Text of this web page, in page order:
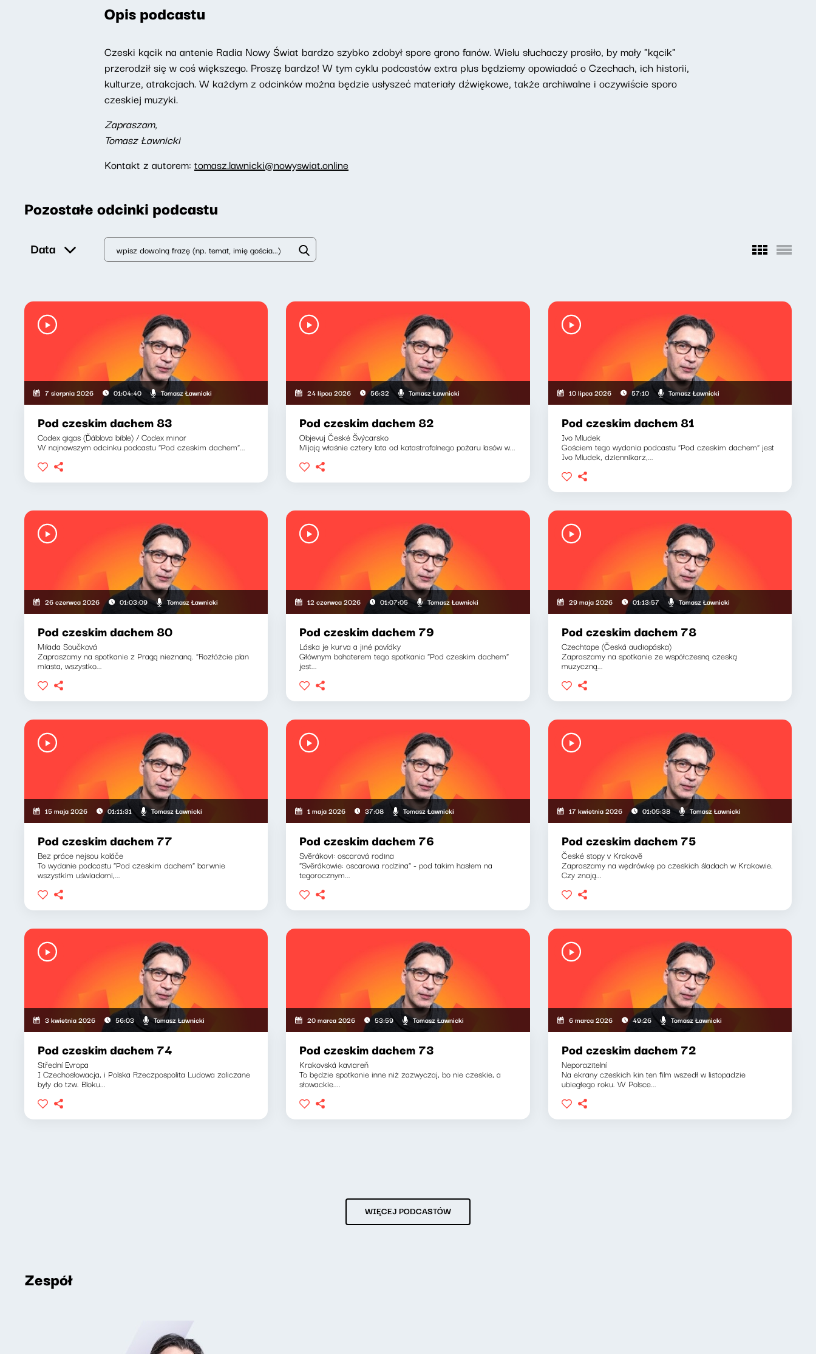
Opis podcastu
Czeski kącik na antenie Radia Nowy Świat bardzo szybko zdobył spore grono fanów. Wielu słuchaczy prosiło, by mały "kącik"
przerodził się w coś większego. Proszę bardzo! W tym cyklu podcastów extra plus będziemy opowiadać o Czechach, ich historii,
kulturze, atrakcjach. W każdym z odcinków można będzie usłyszeć materiały dźwiękowe, także archiwalne i oczywiście sporo
czeskiej muzyki.
Zapraszam,
Tomasz Ławnicki
Kontakt z autorem: tomasz.lawnicki@nowyswiat.online
Pozostałe odcinki podcastu
Data
7 sierpnia 2026 01:04:40 Tomasz Ławnicki
Pod czeskim dachem 83
Codex gigas (Ďáblova bible) / Codex minor
W najnowszym odcinku podcastu "Pod czeskim dachem"...
24 lipca 2026 56:32 Tomasz Ławnicki
Pod czeskim dachem 82
Objevuj České Švýcarsko
Mijają właśnie cztery lata od katastrofalnego pożaru lasów w...
10 lipca 2026 57:10 Tomasz Ławnicki
Pod czeskim dachem 81
Ivo Mludek
Gościem tego wydania podcastu "Pod czeskim dachem" jest
Ivo Mludek, dziennikarz,...
26 czerwca 2026 01:03:09 Tomasz Ławnicki
Pod czeskim dachem 80
Milada Součková
Zapraszamy na spotkanie z Pragą nieznaną. "Rozłóżcie plan
miasta, wszystko...
12 czerwca 2026 01:07:05 Tomasz Ławnicki
Pod czeskim dachem 79
Láska je kurva a jiné povídky
Głównym bohaterem tego spotkania "Pod czeskim dachem"
jest...
29 maja 2026 01:13:57 Tomasz Ławnicki
Pod czeskim dachem 78
Czechtape (Česká audiopáska)
Zapraszamy na spotkanie ze współczesną czeską
muzyczną...
15 maja 2026 01:11:31 Tomasz Ławnicki
Pod czeskim dachem 77
Bez práce nejsou koláče
To wydanie podcastu "Pod czeskim dachem" barwnie
wszystkim uświadomi,...
1 maja 2026 37:08 Tomasz Ławnicki
Pod czeskim dachem 76
Svěrákovi: oscarová rodina
"Svěrákowie: oscarowa rodzina" - pod takim hasłem na
tegorocznym...
17 kwietnia 2026 01:05:38 Tomasz Ławnicki
Pod czeskim dachem 75
České stopy v Krakově
Zapraszamy na wędrówkę po czeskich śladach w Krakowie.
Czy znają...
3 kwietnia 2026 56:03 Tomasz Ławnicki
Pod czeskim dachem 74
Střední Evropa
I Czechosłowacja, i Polska Rzeczpospolita Ludowa zaliczane
były do tzw. Bloku...
20 marca 2026 53:59 Tomasz Ławnicki
Pod czeskim dachem 73
Krakovská kaviareň
To będzie spotkanie inne niż zazwyczaj, bo nie czeskie, a
słowackie....
6 marca 2026 49:26 Tomasz Ławnicki
Pod czeskim dachem 72
Neporazitelní
Na ekrany czeskich kin ten film wszedł w listopadzie
ubiegłego roku. W Polsce...
WIĘCEJ PODCASTÓW
Zespół